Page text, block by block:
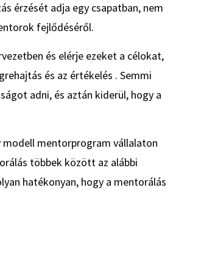
érzését adja egy csapatban, nem
fejlődéséről.
és elérje ezeket a célokat,
és az értékelés . Semmi
adni, és aztán kiderül, hogy a
mentorprogram vállalaton
többek között az alábbi
hatékonyan, hogy a mentorálás